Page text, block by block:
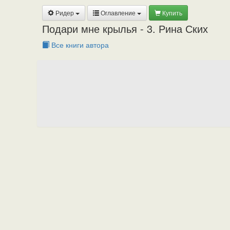
Ридер Оглавление Купить
Подари мне крылья - 3. Рина Ских
Все книги автора